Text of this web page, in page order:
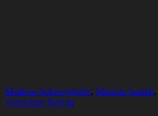
Matthias Schweighöfer, Mustafa Sandal,
Beitragsnavigation
Vorheriger Beitrag